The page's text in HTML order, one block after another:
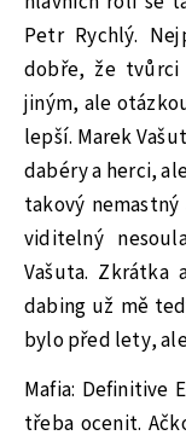
Petr Rychlý.
dobře, že tvůrci
jiným, ale
lepší. Marek
dabéry a herci,
takový
viditelný
Vašuta. Zkrátka
dabing už mě
bylo před lety,
Mafia: Definitive
třeba ocenit.